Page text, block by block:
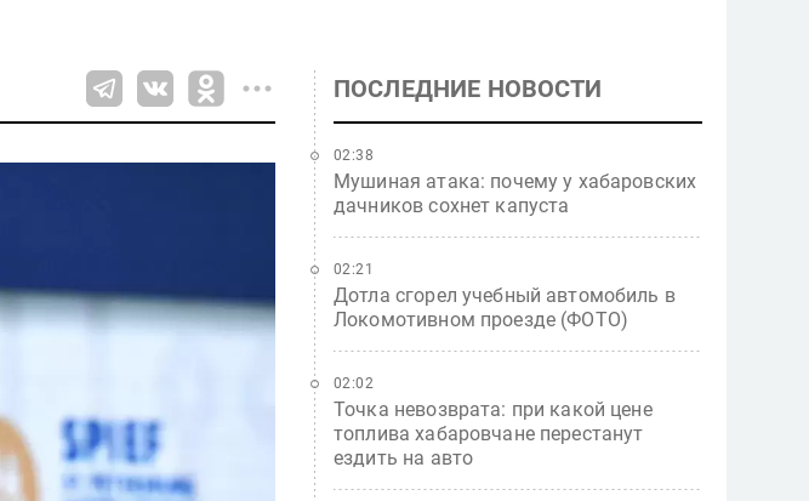
ПОСЛЕДНИЕ НОВОСТИ
Мушиная атака: почему у хабаровских
дачников сохнет капуста
02:38
Дотла сгорел учебный автомобиль в
Локомотивном проезде (ФОТО)
02:21
Точка невозврата: при какой цене
топлива хабаровчане перестанут
ездить на авто
02:02